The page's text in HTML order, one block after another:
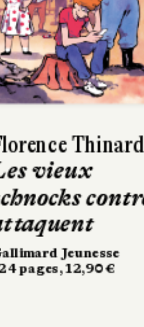
Gruyaert
vois rouge
pages, 21,90 €